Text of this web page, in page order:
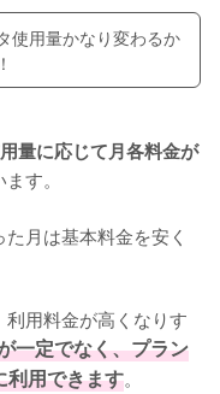
使用量かなり変わるか
量に応じて月各料金が
す。
月は基本料金を安く
用料金が高くなりす
一定でなく、プラン
利用できます。